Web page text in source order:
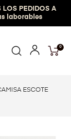
LOS PEDIDOS A
laborables
0
ESCOTE